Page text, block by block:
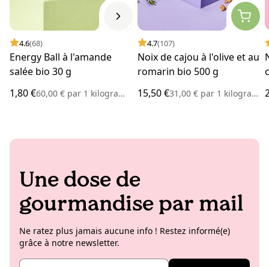
4.6(68)
Energy Ball à l'amande
salée bio 30 g
1,80 €60,00 € par 1 kilogramme
4.7(107)
Noix de cajou à l'olive et au
romarin bio 500 g
15,50 €31,00 € par1 kilogramme
Une dose de
gourmandise par mail
Ne ratez plus jamais aucune info ! Restez informé(e)
grâce à notre newsletter.